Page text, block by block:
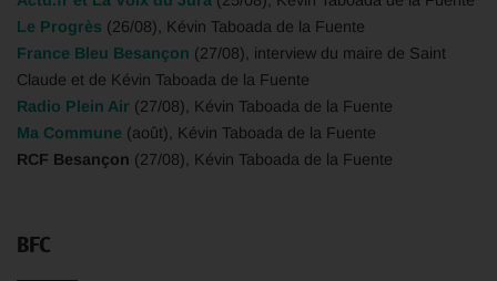
Le Progrès (26/08), Kévin Taboada de la Fuente
France Bleu Besançon (27/08), interview du maire de Saint
Claude et de Kévin Taboada de la Fuente
Radio Plein Air (27/08), Kévin Taboada de la Fuente
Ma Commune (août), Kévin Taboada de la Fuente
RCF Besançon (27/08), Kévin Taboada de la Fuente
BFC